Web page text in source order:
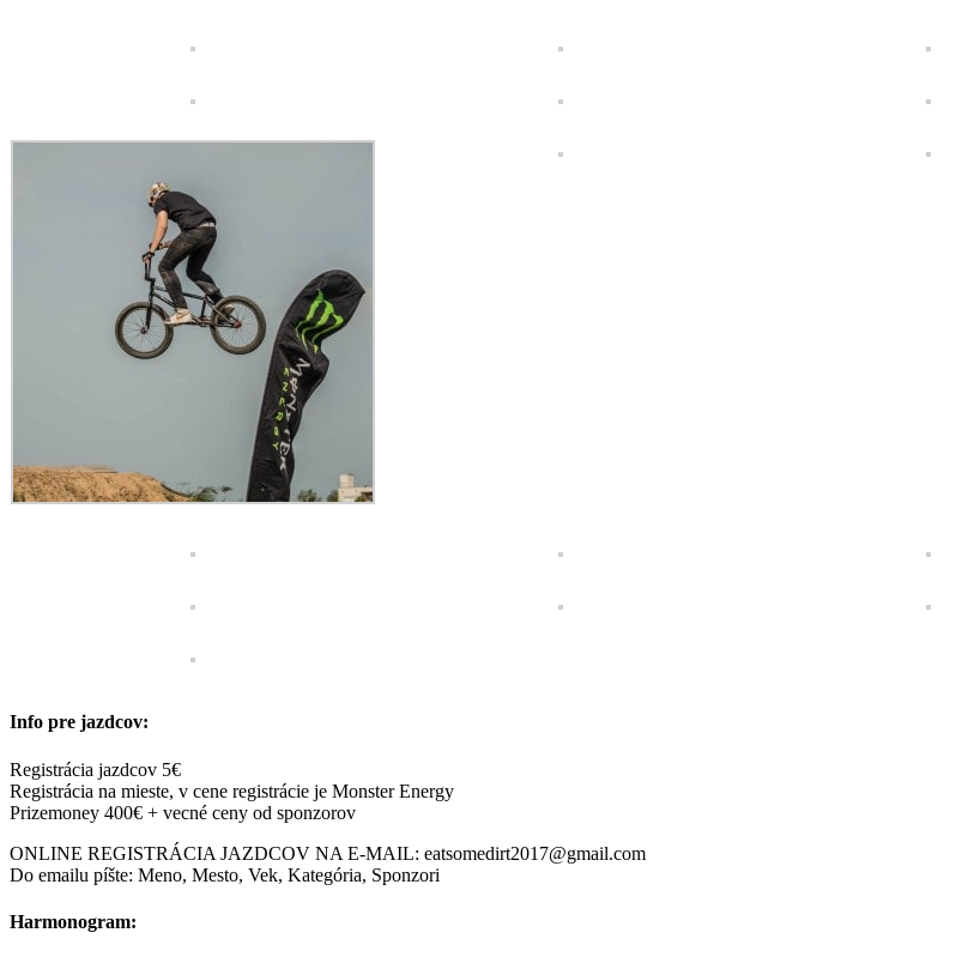
Info pre jazdcov:
Registrácia jazdcov 5€
Registrácia na mieste, v cene registrácie je Monster Energy
Prizemoney 400€ + vecné ceny od sponzorov
ONLINE REGISTRÁCIA JAZDCOV NA E-MAIL: eatsomedirt2017@gmail.com
Do emailu píšte: Meno, Mesto, Vek, Kategória, Sponzori
Harmonogram: